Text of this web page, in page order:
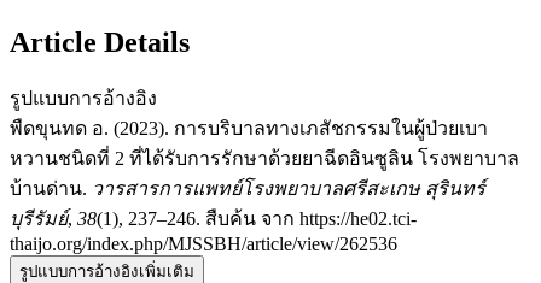
Article Details
รูปแบบการอ้างอิง
พืดขุนทด อ. (2023). การบริบาลทางเภสัชกรรมในผู้ป่วยเบา
หวานชนิดที่ 2 ที่ได้รับการรักษาด้วยยาฉีดอินซูลิน โรงพยาบาล
บ้านด่าน. วารสารการแพทย์โรงพยาบาลศรีสะเกษ สุรินทร์
บุรีรัมย์, 38(1), 237–246. สืบค้น จาก https://he02.tci-
thaijo.org/index.php/MJSSBH/article/view/262536
รูปแบบการอ้างอิงเพิ่มเติม